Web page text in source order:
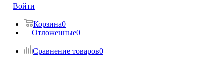
Войти
Корзина0
Отложенные0
Сравнение товаров0